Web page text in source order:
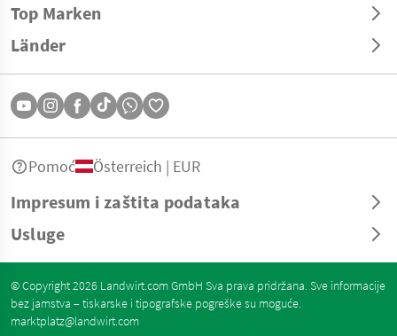
Top Marken
Länder
Impresum i zaštita podataka
Usluge
Pomoć Österreich | EUR
© Copyright 2026 Landwirt.com GmbH Sva prava pridržana. Sve informacije
bez jamstva – tiskarske i tipografske pogreške su moguće.
marktplatz@landwirt.com